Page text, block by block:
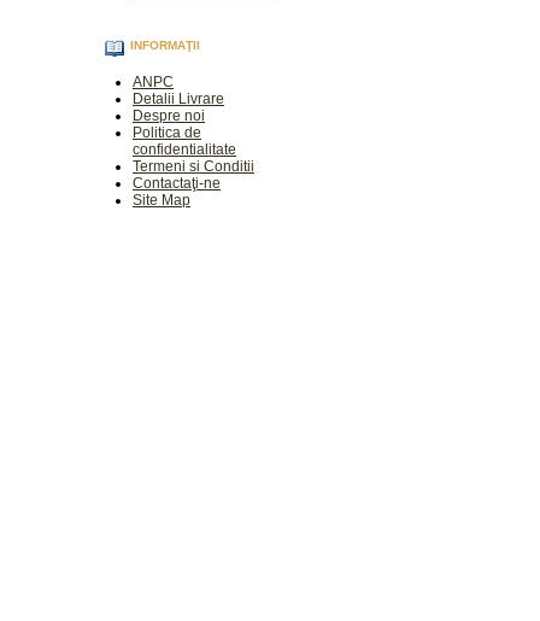
INFORMAŢII
ANPC
Detalii Livrare
Despre noi
Politica de
confidentialitate
Termeni si Conditii
Contactaţi-ne
Site Map